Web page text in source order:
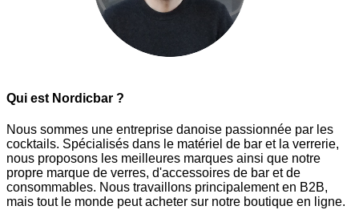
Qui est Nordicbar ?
Nous sommes une entreprise danoise passionnée par les
cocktails. Spécialisés dans le matériel de bar et la verrerie,
nous proposons les meilleures marques ainsi que notre
propre marque de verres, d'accessoires de bar et de
consommables. Nous travaillons principalement en B2B,
mais tout le monde peut acheter sur notre boutique en ligne.